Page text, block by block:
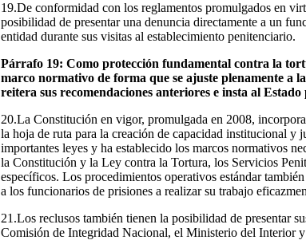
19.De conformidad con los reglamentos promulgados en
posibilidad de presentar una denuncia directamente a un
entidad durante sus visitas al establecimiento penitenciario.
Párrafo 19: Como protección fundamental contra la
marco normativo de forma que se ajuste plenamente a
reitera sus recomendaciones anteriores e insta al
20.La Constitución en vigor, promulgada en 2008,
la hoja de ruta para la creación de capacidad institucional y
importantes leyes y ha establecido los marcos normativos
la Constitución y la Ley contra la Tortura, los Servicios
específicos. Los procedimientos operativos estándar
a los funcionarios de prisiones a realizar su trabajo
21.Los reclusos también tienen la posibilidad de presentar
Comisión de Integridad Nacional, el Ministerio del Interior